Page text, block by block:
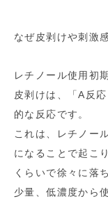
なぜ皮剥けや刺激
レチノール使用初
皮剥けは、「A反
的な反応です。
これは、レチノー
になることで起こ
くらいで徐々に落
少量、低濃度から